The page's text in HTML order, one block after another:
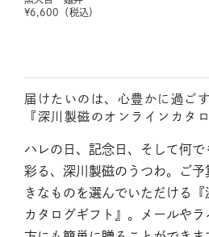
¥6,600 （税込）
届けたいのは、心豊かに過ご
『深川製磁のオンラインカタ
ハレの日、記念日、そして何
彩る、深川製磁のうつわ。ご
きなものを選んでいただける
カタログギフト』。メールや